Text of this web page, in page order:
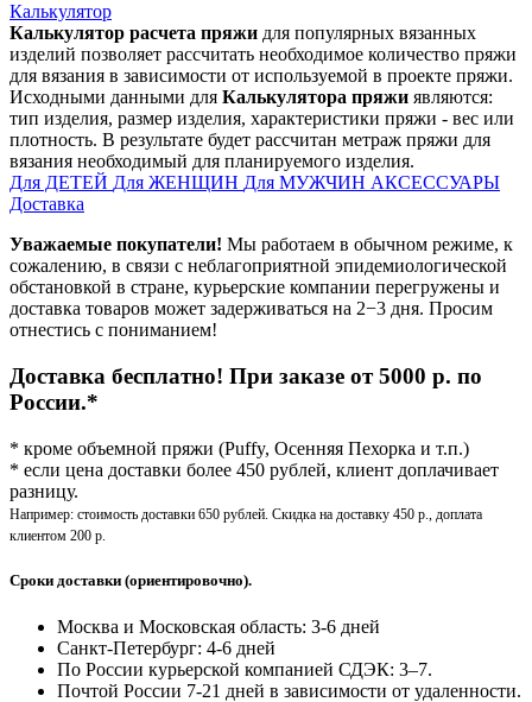
Калькулятор
Калькулятор расчета пряжи для популярных вязанных
изделий позволяет рассчитать необходимое количество пряжи
для вязания в зависимости от используемой в проекте пряжи.
Исходными данными для Калькулятора пряжи являются:
тип изделия, размер изделия, характеристики пряжи - вес или
плотность. В результате будет рассчитан метраж пряжи для
вязания необходимый для планируемого изделия.
Для ДЕТЕЙ Для ЖЕНЩИН Для МУЖЧИН АКСЕССУАРЫ
Доставка
Уважаемые покупатели! Мы работаем в обычном режиме, к
сожалению, в связи с неблагоприятной эпидемиологической
обстановкой в стране, курьерские компании перегружены и
доставка товаров может задерживаться на 2−3 дня. Просим
отнестись с пониманием!
Доставка бесплатно! При заказе от 5000 р. по
России.*
* кроме объемной пряжи (Puffy, Осенняя Пехорка и т.п.)
* если цена доставки более 450 рублей, клиент доплачивает
разницу.
Например: стоимость доставки 650 рублей. Скидка на доставку 450 р., доплата
клиентом 200 р.
Сроки доставки (ориентировочно).
Москва и Московская область: 3-6 дней
Санкт-Петербург: 4-6 дней
По России курьерской компанией СДЭК: 3–7.
Почтой России 7-21 дней в зависимости от удаленности.